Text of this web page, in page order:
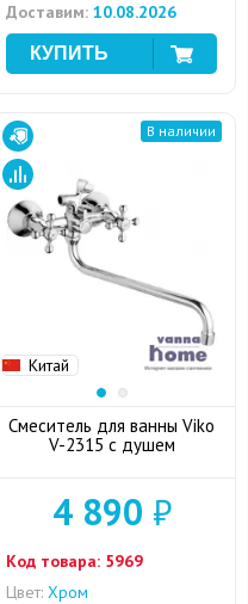
Доставим: 10.08.2026
Китай
В наличии
Смеситель для ванны Viko
V-2315 с душем
4 890 ₽
Код товара: 5969
Цвет: Хром